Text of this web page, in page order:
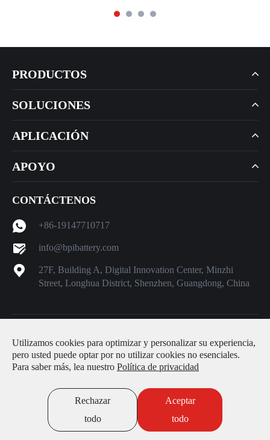
PRODUCTOS
SOLUCIONES
APLICACIÓN
APOYO
CONTÁCTENOS
+86-19147710717
info@bpibattery.com
27F, Building A, Digital Innovation Center, Minzhi
Street, Longhua District, Shenzhen, Guangdong, China
Ltd.Todos los derechos reservados.
Sitemap | Política de privacidad
Utilizamos cookies para optimizar y personalizar su experiencia,
pero usted puede optar por no utilizar cookies no esenciales.
Para saber más, lea nuestro Política de privacidad
Rechazar
todo
Aceptar
todo